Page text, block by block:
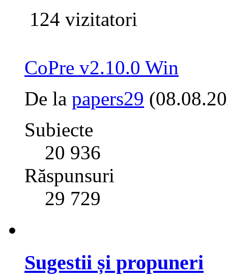
124 vizitatori
CoPre v2.10.0 Win
De la papers29
Subiecte
20 936
Răspunsuri
29 729
Sugestii și propuneri